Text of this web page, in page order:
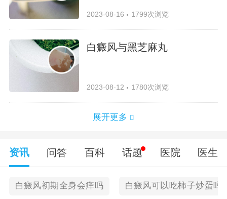
2023-08-16 1799次浏览
白癜风与黑芝麻丸
2023-08-12 1780次浏览
展开更多
资讯 问答 百科 话题 医院 医生
白癜风初期全身会痒吗 白癜风可以吃柿子炒蛋吗